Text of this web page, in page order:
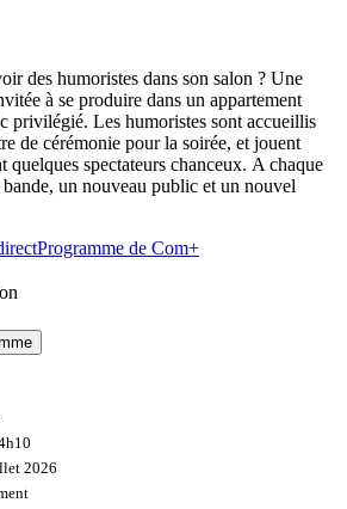
des humoristes dans son salon ? Une
à se produire dans un appartement
privilégié. Les humoristes sont accueillis
de cérémonie pour la soirée, et jouent
quelques spectateurs chanceux. A chaque
un nouveau public et un nouvel
Programme de Com+
2026